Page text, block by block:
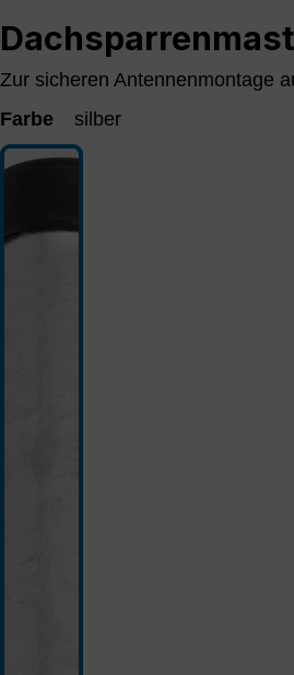
Zur sicheren Antennenmontage
Farbe
silber